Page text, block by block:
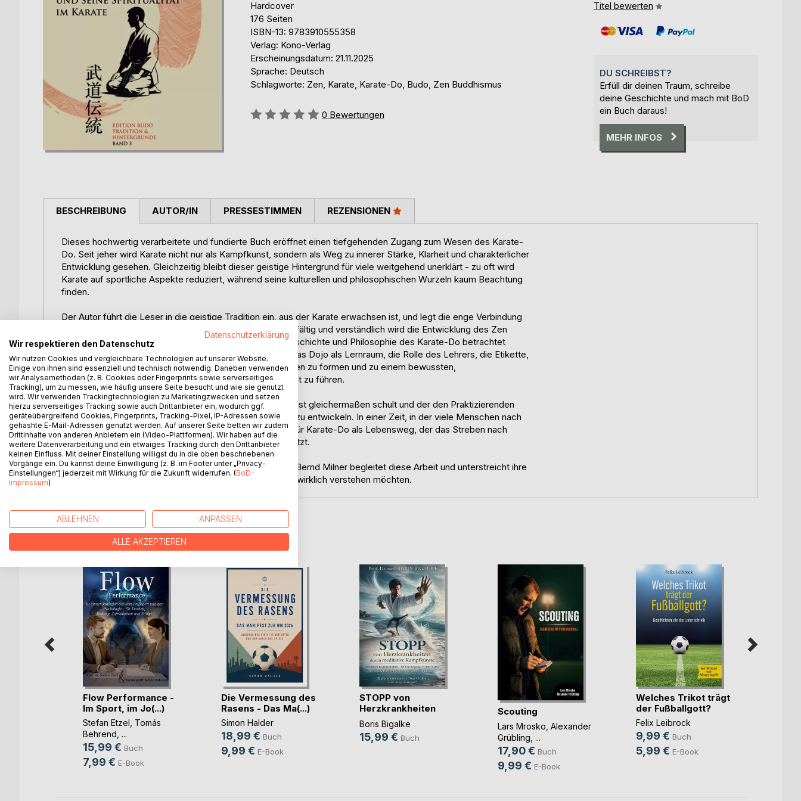
Hardcover
176 Seiten
ISBN-13: 9783910555358
Verlag: Kono-Verlag
Erscheinungsdatum: 21.11.2025
Sprache: Deutsch
Schlagworte: Zen, Karate, Karate-Do, Budo, Zen Buddhismus
Bewertung::
0 Bewertungen
Titel bewerten
DU SCHREIBST?
Erfüll dir deinen Traum, schreibe
deine Geschichte und mach mit BoD
ein Buch daraus!
MEHR INFOS
BESCHREIBUNG
Dieses hochwertig verarbeitete und fundierte Buch eröffnet einen tiefgehenden Zugang zum Wesen des Karate-
Do. Seit jeher wird Karate nicht nur als Kampfkunst, sondern als Weg zu innerer Stärke, Klarheit und charakterlicher
Entwicklung gesehen. Gleichzeitig bleibt dieser geistige Hintergrund für viele weitgehend unerklärt - zu oft wird
Karate auf sportliche Aspekte reduziert, während seine kulturellen und philosophischen Wurzeln kaum Beachtung
finden.
Der Autor führt die Leser in die geistige Tradition ein, aus der Karate erwachsen ist, und legt die enge Verbindung
zwischen Karate-Do und dem Zen-Buddhismus dar. Sorgfältig und verständlich wird die Entwicklung des Zen
ebenso wie seine Grundgedanken erläutert, bevor die Geschichte und Philosophie des Karate-Do betrachtet
werden. Dabei wird sichtbar, wie die körperliche Übung, das Dojo als Lernraum, die Rolle des Lehrers, die Etikette,
Meditation und Atmung zusammenwirken, um den Übenden zu formen und zu einem bewussten,
verantwortungsvollen Umgang mit sich selbst und der Welt zu führen.
Dieses Werk zeigt Karate-Do als Weg, der Körper und Geist gleichermaßen schult und der den Praktizierenden
befähigt, Gelassenheit, geistige Präsenz und innere Kraft zu entwickeln. In einer Zeit, in der viele Menschen nach
Orientierung und Sinn suchen, öffnet das Buch den Blick für Karate-Do als Lebensweg, der das Streben nach
Selbstverwirklichung, Klarheit und geistiger Reife unterstützt.
Ein Geleitwort des bekannten deutschen Karate-Pioniers Bernd Milner begleitet diese Arbeit und unterstreicht ihre
Bedeutung für alle, die Karate nicht nur ausüben, sondern wirklich verstehen möchten.
AUTOR/IN PRESSESTIMMEN REZENSIONEN
WEITERE TITEL BEIBoD
Flow Performance -
Im Sport, im Jo(...)
Stefan Etzel Tomás
Behrend , ...
15,99 € Buch
7,99 € E-Book
Die Vermessung des
Rasens - Das Ma(...)
Simon Halder
18,99 € Buch
9,99 € E-Book
STOPP von
Herzkrankheiten
durch me(...)
Boris Bigalke
15,99 € Buch
Scouting
Lars Mrosko Alexander
Grübling , ...
17,90 € Buch
9,99 € E-Book
Welches Trikot trägt
der Fußballgott?
Felix Leibrock
9,99 € Buch
5,99 € E-Book
Datenschutzerklärung
Wir respektieren den Datenschutz
Wir nutzen Cookies und vergleichbare Technologien auf unserer Website.
Einige von ihnen sind essenziell und technisch notwendig. Daneben verwenden
wir Analysemethoden (z. B. Cookies oder Fingerprints sowie serverseitiges
Tracking), um zu messen, wie häufig unsere Seite besucht und wie sie genutzt
wird. Wir verwenden Trackingtechnologien zu Marketingzwecken und setzen
hierzu serverseitiges Tracking sowie auch Drittanbieter ein, wodurch ggf.
geräteübergreifend Cookies, Fingerprints, Tracking-Pixel, IP-Adressen sowie
gehashte E-Mail-Adressen genutzt werden. Auf unserer Seite betten wir zudem
Drittinhalte von anderen Anbietern ein (Video-Plattformen). Wir haben auf die
weitere Datenverarbeitung und ein etwaiges Tracking durch den Drittanbieter
keinen Einfluss. Mit deiner Einstellung willigst du in die oben beschriebenen
Vorgänge ein. Du kannst deine Einwilligung (z. B. im Footer unter „Privacy-
Einstellungen“) jederzeit mit Wirkung für die Zukunft widerrufen. (BoD-
Impressum)
ABLEHNEN ANPASSEN
ALLE AKZEPTIEREN